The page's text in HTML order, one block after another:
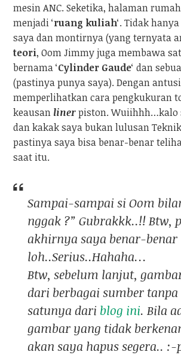
mesin ANC. Seketika, halaman
menjadi ‘ruang kuliah‘. Tidak
saya dan montirnya (yang ternyata
teori, Oom Jimmy juga membawa
bernama ‘Cylinder Gaude‘ dan
(pastinya punya saya). Dengan
memperlihatkan cara pengkukuran
keausan linerpiston. Wuiihhh…kalo
dan kakak saya bukan lulusan
pastinya saya bisa benar-benar
saat itu.
Sampai-sampai si Oom
nggak ?” Gubrakkk..!! Btw,
akhirnya saya benar-benar
loh..Serius..Hahaha…
Btw, sebelum lanjut,
dari berbagai sumber
satunya dari blog ini. Bila
gambar yang tidak
akan saya hapus segera.. :-